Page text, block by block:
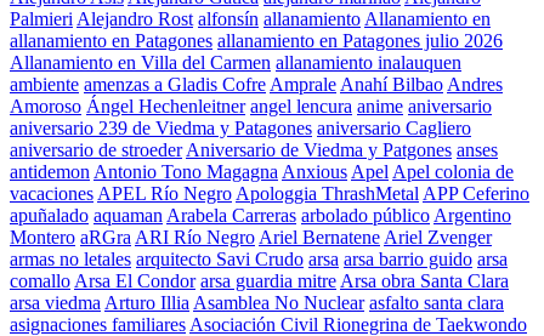
Palmieri Alejandro Rost alfonsín allanamiento Allanamiento en
allanamiento en Patagones allanamiento en Patagones julio 2026
Allanamiento en Villa del Carmen allanamiento inalauquen
ambiente amenzas a Gladis Cofre Amprale Anahí Bilbao Andres
Amoroso Ángel Hechenleitner angel lencura anime aniversario
aniversario 239 de Viedma y Patagones aniversario Cagliero
aniversario de stroeder Aniversario de Viedma y Patgones anses
antidemon Antonio Tono Magagna Anxious Apel Apel colonia de
vacaciones APEL Río Negro Apologgia ThrashMetal APP Ceferino
apuñalado aquaman Arabela Carreras arbolado público Argentino
Montero aRGra ARI Río Negro Ariel Bernatene Ariel Zvenger
armas no letales arquitecto Savi Crudo arsa arsa barrio guido arsa
comallo Arsa El Condor arsa guardia mitre Arsa obra Santa Clara
arsa viedma Arturo Illia Asamblea No Nuclear asfalto santa clara
asignaciones familiares Asociación Civil Rionegrina de Taekwondo